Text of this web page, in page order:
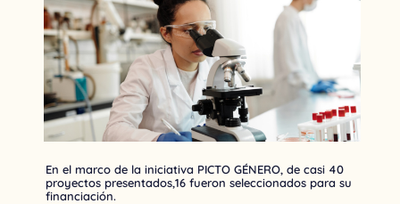
En el marco de la iniciativa PICTO GÉNERO, de casi 40
proyectos presentados,16 fueron seleccionados para su
financiación.